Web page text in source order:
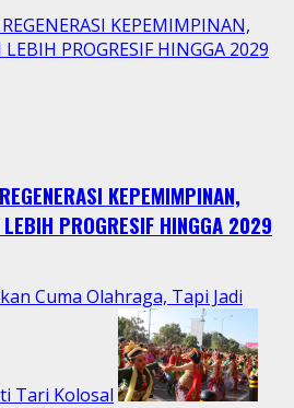
KEPEMIMPINAN,
PROGRESIF HINGGA 2029
KEPEMIMPINAN,
PROGRESIF HINGGA 2029
Cuma Olahraga, Tapi Jadi
Tari Kolosal